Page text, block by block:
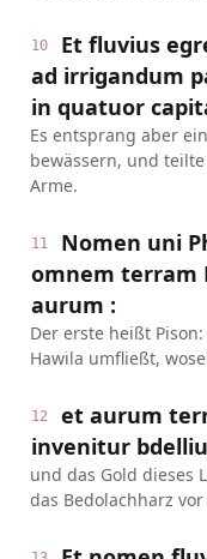
10
Et fluvius
ad irrigandum
in quatuor
Es entsprang aber
bewässern, und
Arme.
11
Nomen uni
omnem terram
aurum :
Der erste heißt
Hawila umfließt,
12
et aurum
invenitur
und das Gold dieses
das Bedolachharz